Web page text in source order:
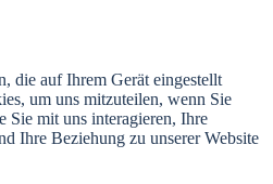
die auf Ihrem Gerät eingestellt
um uns mitzuteilen, wenn Sie
Sie mit uns interagieren, Ihre
Ihre Beziehung zu unserer Website